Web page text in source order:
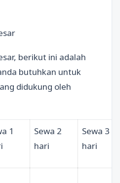
berikut ini adalah
butuhkan untuk
didukung oleh
1
Sewa 2
hari
Sewa 3
hari